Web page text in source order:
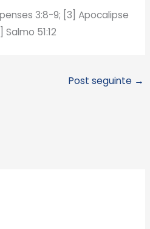
3:8-9; [3] Apocalipse
Salmo 51:12
Post seguinte →